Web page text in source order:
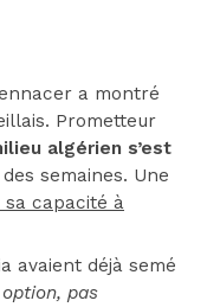
a montré
Prometteur
algérien s’est
semaines. Une
capacité à
avaient déjà semé
pas